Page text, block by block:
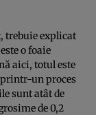
trebuie explicat
o foaie
aici, totul este
un proces
sunt atât de
de 0,2